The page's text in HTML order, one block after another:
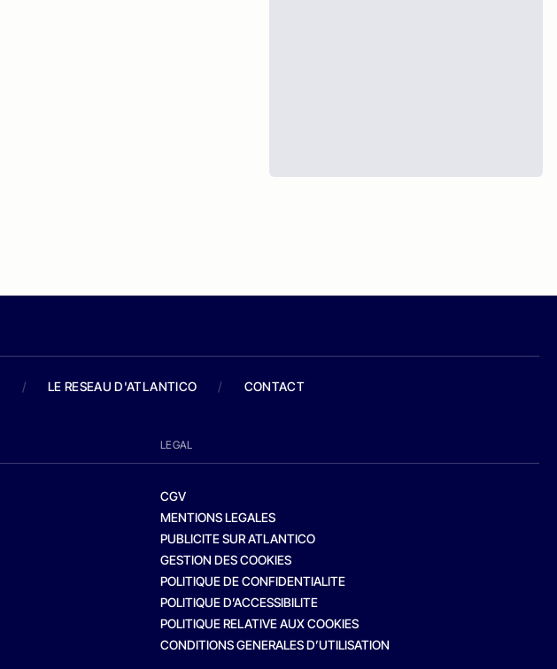
/ LE RESEAU D'ATLANTICO / CONTACT
LEGAL
CGV
MENTIONS LEGALES
PUBLICITE SUR ATLANTICO
GESTION DES COOKIES
POLITIQUE DE CONFIDENTIALITE
POLITIQUE D’ACCESSIBILITE
POLITIQUE RELATIVE AUX COOKIES
CONDITIONS GENERALES D’UTILISATION